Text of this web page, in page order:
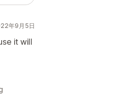
年9月5日
it will